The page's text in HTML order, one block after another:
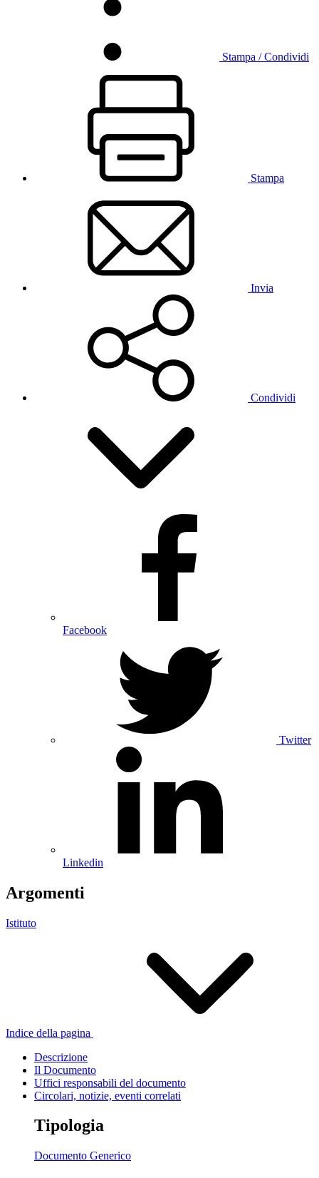
Stampa / Condividi
Stampa
Invia
Condividi
Facebook
Twitter
Linkedin
Argomenti
Istituto
Indice della pagina
Descrizione
Il Documento
Uffici responsabili del documento
Circolari, notizie, eventi correlati
Tipologia
Documento Generico